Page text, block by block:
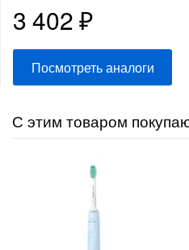
3 402₽
Посмотреть аналоги
С этим товаром